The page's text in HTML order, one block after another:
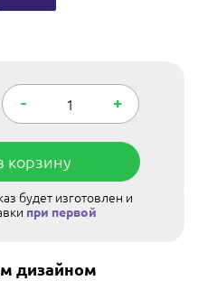
- +
корзину
будет изготовлен и
при первой
дизайном